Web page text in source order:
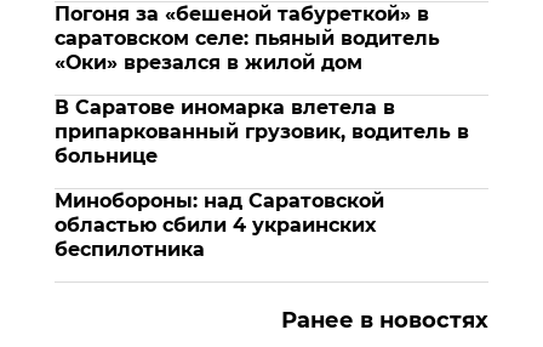
Погоня за «бешеной табуреткой» в
саратовском селе: пьяный водитель
«Оки» врезался в жилой дом
В Саратове иномарка влетела в
припаркованный грузовик, водитель в
больнице
Минобороны: над Саратовской
областью сбили 4 украинских
беспилотника
Ранее в новостях